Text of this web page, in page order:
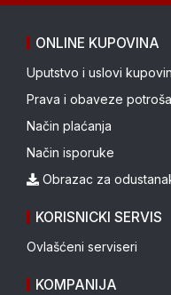
ONLINE KUPOVINA
Uputstvo i uslovi
Prava i obaveze
Način plaćanja
Način isporuke
Obrazac za
KORISNICKI SERVIS
Ovlašćeni serviseri
KOMPANIJA